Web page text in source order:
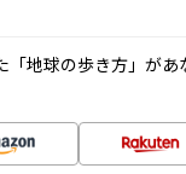
「地球の歩き方」が